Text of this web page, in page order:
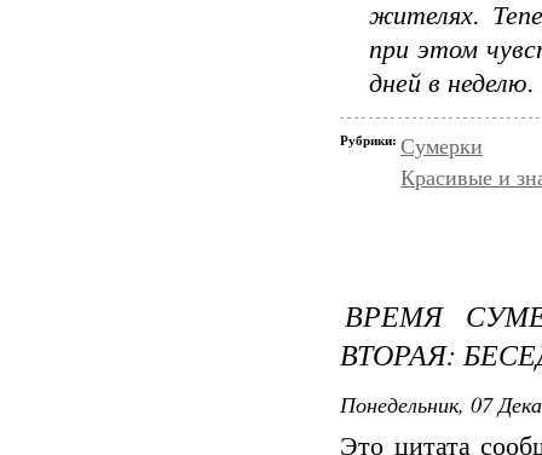
жителях.
при этом
дней в
Рубрики: Сумерки
Красивые и
ВРЕМЯ
ВТОРАЯ:
Понедельник, 07
Это цитата